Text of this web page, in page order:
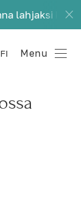
kauniita
FI Menu